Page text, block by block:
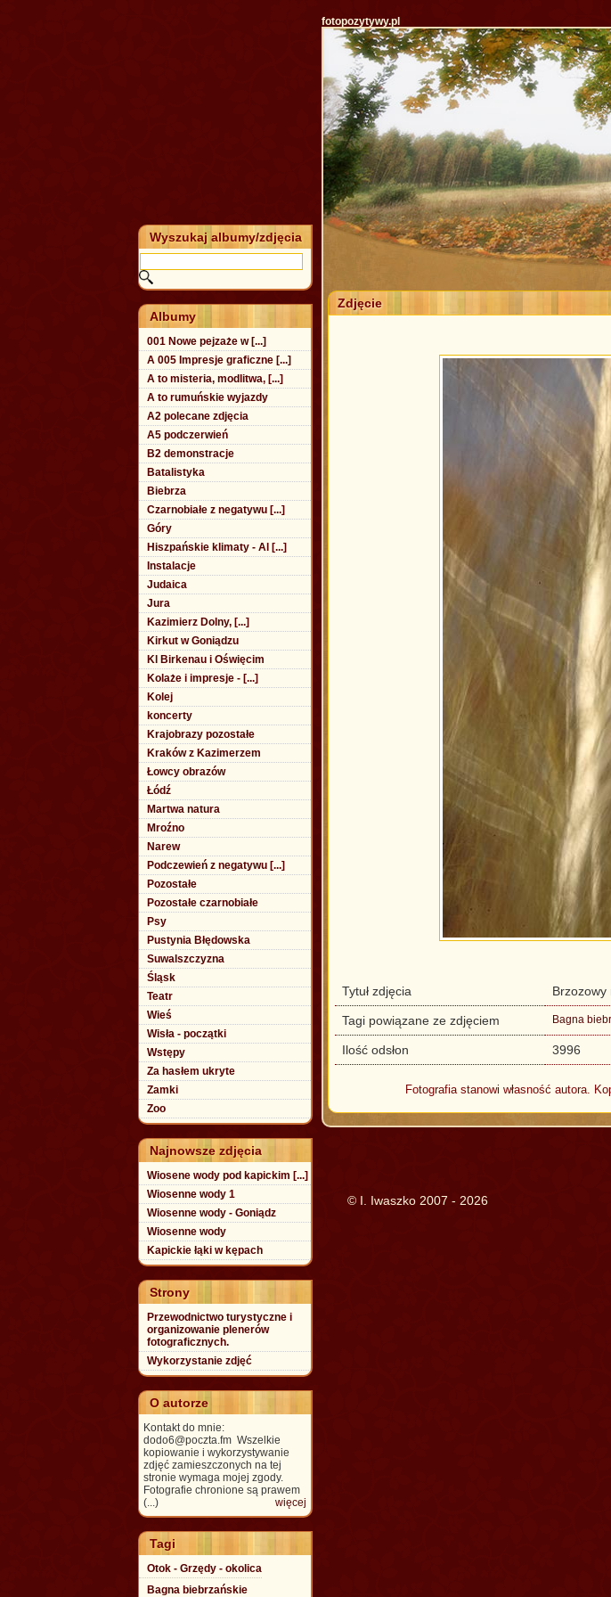
fotopozytywy.pl
Zdjęcie
Tytuł zdjęcia Brzozowy
Tagi powiązane ze zdjęciem Bagna
Ilość odsłon 3996
Fotografia stanowi własność autora.
Wyszukaj albumy/zdjęcia
Albumy
001 Nowe pejzaże w [...]
A 005 Impresje graficzne [...]
A to misteria, modlitwa, [...]
A to rumuńskie wyjazdy
A2 polecane zdjęcia
A5 podczerwień
B2 demonstracje
Batalistyka
Biebrza
Czarnobiałe z negatywu [...]
Góry
Hiszpańskie klimaty - Al [...]
Instalacje
Judaica
Jura
Kazimierz Dolny, [...]
Kirkut w Goniądzu
Kl Birkenau i Oświęcim
Kolaże i impresje - [...]
Kolej
koncerty
Krajobrazy pozostałe
Kraków z Kazimerzem
Łowcy obrazów
Łódź
Martwa natura
Mroźno
Narew
Podczewień z negatywu [...]
Pozostałe
Pozostałe czarnobiałe
Psy
Pustynia Błędowska
Suwalszczyzna
Śląsk
Teatr
Wieś
Wisła - początki
Wstępy
Za hasłem ukryte
Zamki
Zoo
Najnowsze zdjęcia
Wiosene wody pod kapickim [...]
Wiosenne wody 1
Wiosenne wody - Goniądz
Wiosenne wody
Kapickie łąki w kępach
Strony
Przewodnictwo turystyczne i
organizowanie plenerów
fotograficznych.
Wykorzystanie zdjęć
O autorze
Kontakt do mnie:
dodo6@poczta.fm Wszelkie
kopiowanie i wykorzystywanie
zdjęć zamieszczonych na tej
stronie wymaga mojej zgody.
Fotografie chronione są prawem
(...)
więcej
Tagi
Otok - Grzędy - okolica
Bagna biebrzańskie
© I. Iwaszko 2007 - 2026